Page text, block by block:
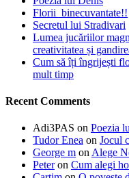
Florii binecuvantate!!
Secretul lui Stradivari
Lumea jucăriilor
creativitatea și
Cum să îți îngrijești
mult timp
Recent Comments
Adi3PAS on Poezia
Tudor Enea on Jocul
George m on Alege
Peteron Cum alegi